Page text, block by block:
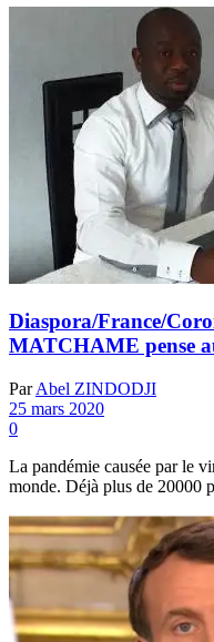
Diaspora/France/
MATCHAME pense
Par Abel ZINDODJI
25 mars 2020
0
La pandémie causée par le
monde. Déjà plus de 20000